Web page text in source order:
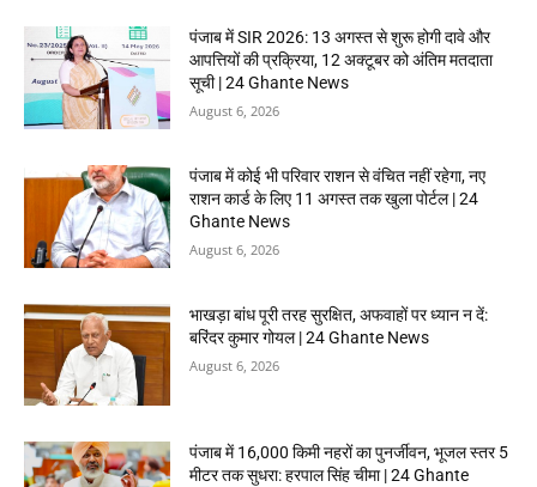
पंजाब में SIR 2026: 13 अगस्त से शुरू होगी दावे और
आपत्तियों की प्रक्रिया, 12 अक्टूबर को अंतिम मतदाता
सूची | 24 Ghante News
August 6, 2026
पंजाब में कोई भी परिवार राशन से वंचित नहीं रहेगा, नए
राशन कार्ड के लिए 11 अगस्त तक खुला पोर्टल | 24
Ghante News
August 6, 2026
भाखड़ा बांध पूरी तरह सुरक्षित, अफवाहों पर ध्यान न दें:
बरिंदर कुमार गोयल | 24 Ghante News
August 6, 2026
पंजाब में 16,000 किमी नहरों का पुनर्जीवन, भूजल स्तर 5
मीटर तक सुधरा: हरपाल सिंह चीमा | 24 Ghante